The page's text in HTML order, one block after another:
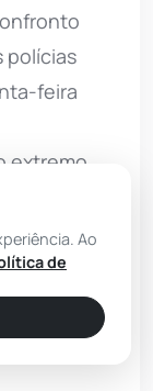
polícias
feira
extremo
um
para
do
Ao
de